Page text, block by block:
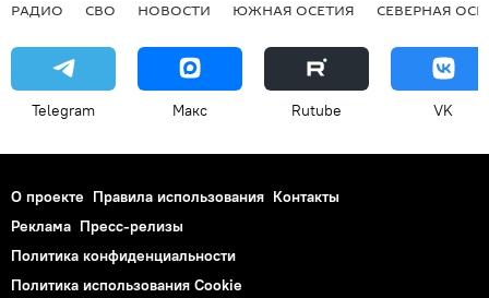
РАДИО СВО НОВОСТИ ЮЖНАЯ ОСЕТИЯ СЕВЕРНАЯ
Telegram Макс Rutube VK
О проекте Правила использования Контакты
Реклама Пресс-релизы
Политика конфиденциальности
Политика использования Cookie